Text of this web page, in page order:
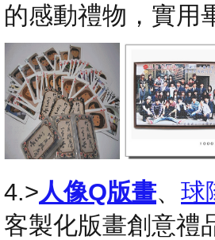
的感動禮物，實用
4.>人像Q版畫、 球
客製化版畫創意禮